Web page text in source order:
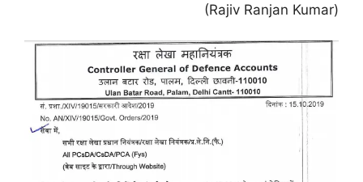
(Rajiv Ranjan Kumar)